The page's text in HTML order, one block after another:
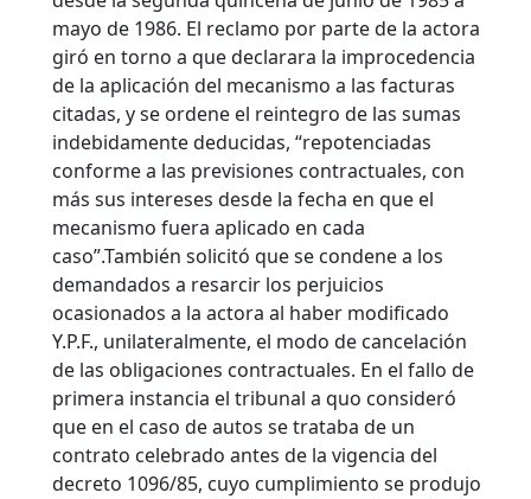
mayo de 1986. El reclamo por parte de la actora
giró en torno a que declarara la improcedencia
de la aplicación del mecanismo a las facturas
citadas, y se ordene el reintegro de las sumas
indebidamente deducidas, “repotenciadas
conforme a las previsiones contractuales, con
más sus intereses desde la fecha en que el
mecanismo fuera aplicado en cada
caso”.También solicitó que se condene a los
demandados a resarcir los perjuicios
ocasionados a la actora al haber modificado
Y.P.F., unilateralmente, el modo de cancelación
de las obligaciones contractuales. En el fallo de
primera instancia el tribunal a quo consideró
que en el caso de autos se trataba de un
contrato celebrado antes de la vigencia del
decreto 1096/85, cuyo cumplimiento se produjo